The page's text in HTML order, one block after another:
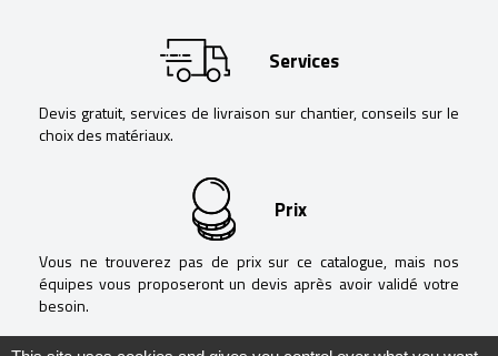
Services
Devis gratuit, services de livraison sur chantier, conseils sur le
choix des matériaux.
Prix
Vous ne trouverez pas de prix sur ce catalogue, mais nos
équipes vous proposeront un devis après avoir validé votre
besoin.